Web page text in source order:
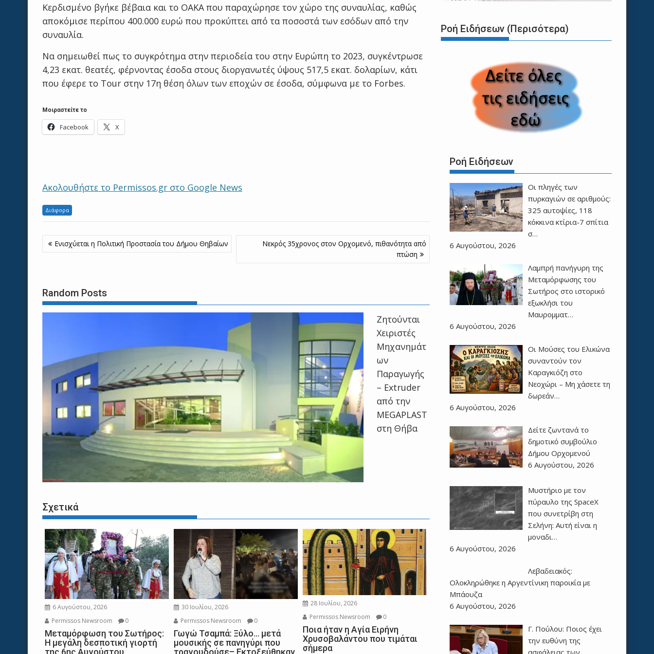
Κερδισμένο βγήκε βέβαια και το ΟΑΚΑ που παραχώρησε τον χώρο της συναυλίας, καθώς
αποκόμισε περίπου 400.000 ευρώ που προκύπτει από τα ποσοστά των εσόδων από την
συναυλία.
Να σημειωθεί πως το συγκρότημα στην περιοδεία του στην Ευρώπη το 2023, συγκέντρωσε
4,23 εκατ. θεατές, φέρνοντας έσοδα στους διοργανωτές ύψους 517,5 εκατ. δολαρίων, κάτι
που έφερε το Tour στην 17η θέση όλων των εποχών σε έσοδα, σύμφωνα με το Forbes.
Μοιραστείτε το
Facebook X
Ακολουθήστε το Permissos.gr στο Google News
Διάφορα
Πλοήγηση
άρθρων
Ενισχύεται η Πολιτική Προστασία του Δήμου Θηβαίων
Νεκρός 35χρονος στον Ορχομενό, πιθανότητα από
πτώση
Random Posts
Zητούνται
Χειριστές
Μηχανημάτ
ων
Παραγωγής
– Extruder
από την
MEGAPLAST
στη Θήβα
Σχετικά
6 Αυγούστου, 2026
Permissos Newsroom
0
Μεταμόρφωση του Σωτήρος:
Η μεγάλη δεσποτική γιορτή
της 6ης Αυγούστου
30 Ιουλίου, 2026
Permissos Newsroom
0
Γωγώ Τσαμπά: Ξύλο… μετά
μουσικής σε πανηγύρι που
τραγουδούσε– Εκτοξεύθηκαν
28 Ιουλίου, 2026
Permissos Newsroom
0
Ποια ήταν η Αγία Ειρήνη
Χρυσοβαλάντου που τιμάται
σήμερα
Ροή Ειδήσεων (Περισότερα)
Ροή Ειδήσεων
Οι πληγές των
πυρκαγιών σε αριθμούς:
325 αυτοψίες, 118
κόκκινα κτίρια-7 σπίτια
σ…
6 Αυγούστου, 2026
Λαμπρή πανήγυρη της
Μεταμόρφωσης του
Σωτήρος στο ιστορικό
εξωκλήσι του
Μαυρομματ…
6 Αυγούστου, 2026
Οι Μούσες του Ελικώνα
συναντούν τον
Καραγκιόζη στο
Νεοχώρι – Μη χάσετε τη
δωρεάν…
6 Αυγούστου, 2026
Δείτε ζωντανά το
δημοτικό συμβούλιο
Δήμου Ορχομενού
6 Αυγούστου, 2026
Μυστήριο με τον
πύραυλο της SpaceX
που συνετρίβη στη
Σελήνη: Αυτή είναι η
μοναδι…
6 Αυγούστου, 2026
Λεβαδειακός:
Ολοκληρώθηκε η Αργεντίνικη παροικία με
Μπάουζα
6 Αυγούστου, 2026
Γ. Πούλου: Ποιος έχει
την ευθύνη της
ασφάλειας των